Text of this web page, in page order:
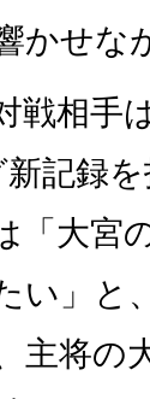
かせな
戦相手
記録
「大宮
い」と
主将の